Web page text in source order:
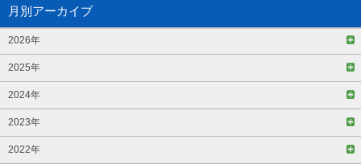
月別アーカイブ
2026年
2025年
2024年
2023年
2022年